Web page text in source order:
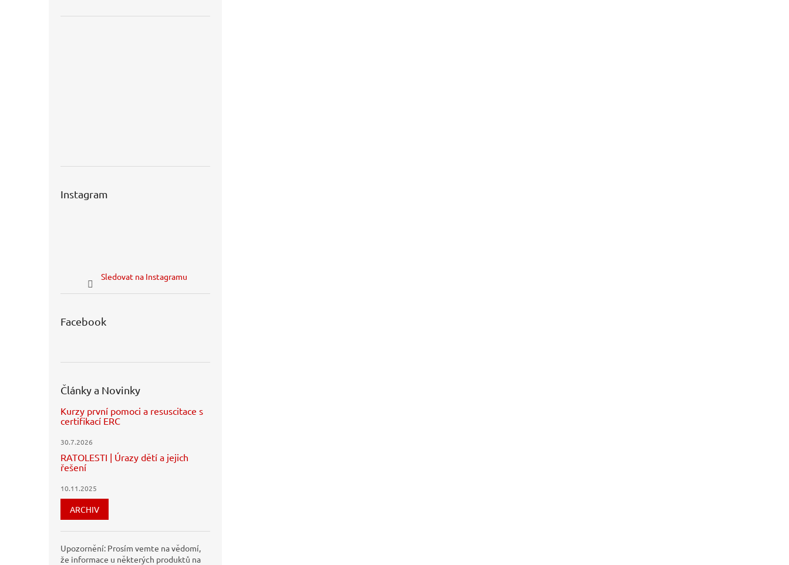
Instagram
Sledovat na Instagramu
Facebook
Články a Novinky
Kurzy první pomoci a resuscitace s
certifikací ERC
30.7.2026
RATOLESTI | Úrazy dětí a jejich
řešení
10.11.2025
ARCHIV
Upozornění: Prosím vemte na vědomí,
že informace u některých produktů na